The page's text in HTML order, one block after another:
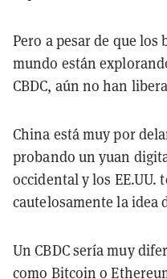
Pero a pesar de que
mundo están
CBDC, aún no han
China está muy por
probando un yuan
occidental y los EE.UU.
cautelosamente la idea
Un CBDC sería muy
como Bitcoin o